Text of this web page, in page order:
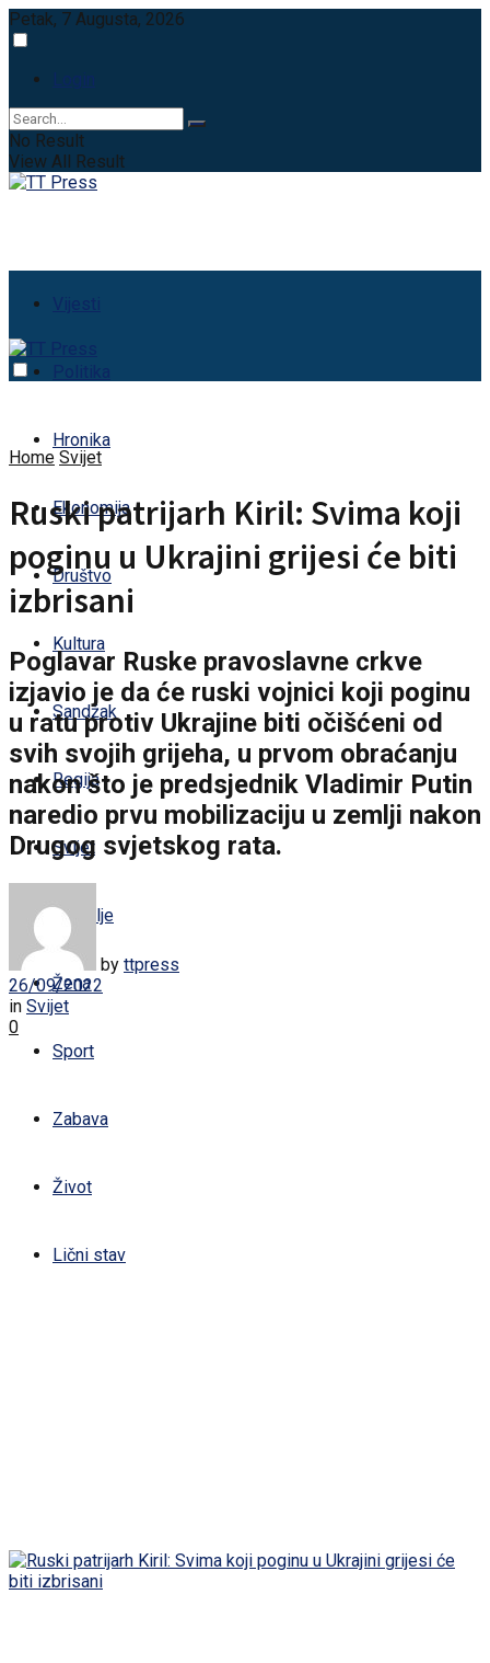
Petak, 7 Augusta, 2026
Login
No Result
View All Result
Vijesti
Politika
Hronika
Ekonomija
Društvo
Kultura
Sandžak
Regija
Svijet
Zdravlje
Žena
Sport
Zabava
Život
Lični stav
Home Svijet
Ruski patrijarh Kiril: Svima koji
poginu u Ukrajini grijesi će biti
izbrisani
Poglavar Ruske pravoslavne crkve
izjavio je da će ruski vojnici koji poginu
u ratu protiv Ukrajine biti očišćeni od
svih svojih grijeha, u prvom obraćanju
nakon što je predsjednik Vladimir Putin
naredio prvu mobilizaciju u zemlji nakon
Drugog svjetskog rata.
by ttpress
26/09/2022
in Svijet
0